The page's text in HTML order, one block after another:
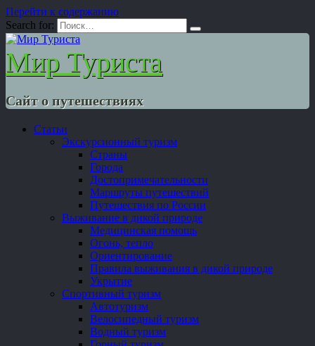
Перейти к содержанию
Search for:
Мир Туриста
Сайт о путешествиях
Статьи
Экскурсионный туризм
Страны
Города
Достопримечательности
Маршруты путешествий
Путешествия по России
Выживание в дикой природе
Медицинская помощь
Огонь, тепло
Ориентирование
Правила выживания в дикой природе
Укрытие
Спортивный туризм
Автотуризм
Велосипедный туризм
Водный туризм